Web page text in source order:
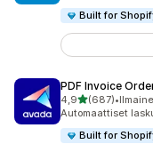
Built for
PDF Invoice
4,9/ 5 tähteä
(687)
687 arvostelua
•
Automaattiset
Built for